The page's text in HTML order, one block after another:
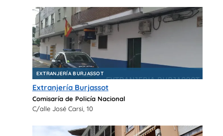
EXTRANJERÍA BURJASSOT
Extranjería Burjassot
Comisaría de Policía Nacional
C/alle José Carsi, 10